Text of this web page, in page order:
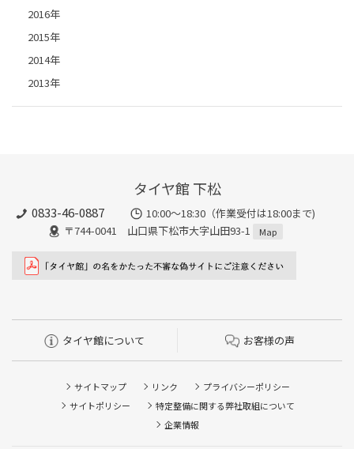
2016年
2015年
2014年
2013年
タイヤ館 下松
0833-46-0887
10:00～18:30（作業受付は18:00まで)
〒744-0041 山口県下松市大字山田93-1
Map
タイヤ館について お客様の声
サイトマップ リンク
プライバシーポリシー
サイトポリシー
特定整備に関する弊社取組について
企業情報